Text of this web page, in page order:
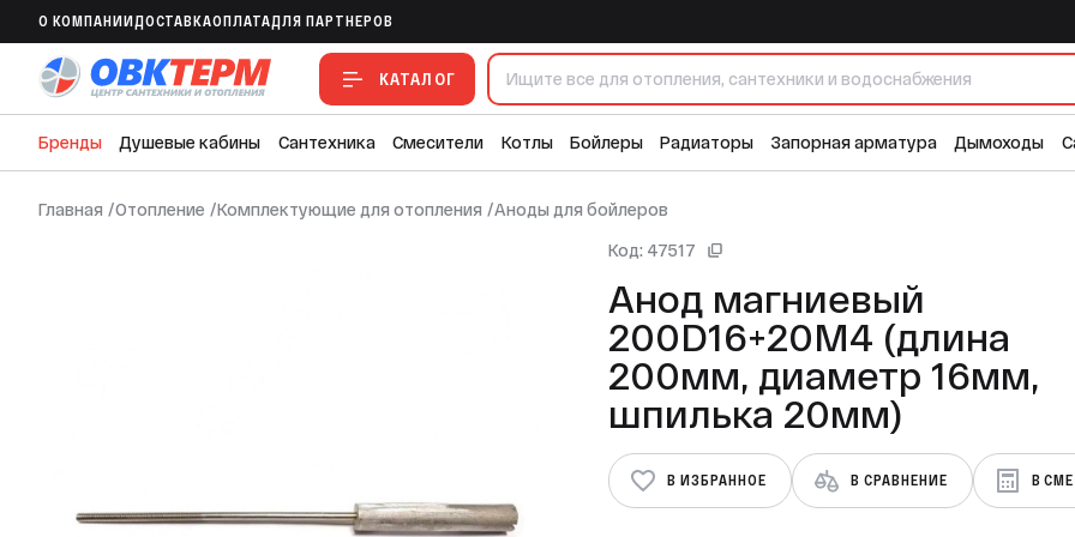
O КОМПАНИИ ДОСТАВКАОПЛАТАДЛЯ ПАРТНЕРОВ
КАТАЛОГ
Бренды Душевые кабины Сантехника Смесители Котлы Бойлеры Радиаторы Запорная арматура Дымоходы
Главная /Отопление /Комплектующие для отопления /Аноды для бойлеров
Код: 47517
Анод магниевый
200D16+20M4 (длина
200мм, диаметр 16мм,
шпилька 20мм)
В ИЗБРАННОЕ В СРАВНЕНИЕ В
Анод магниевый 200D16+20M4 (длина 200мм, диаметр 16мм, шпилька 20мм)
В ИЗБРАННОЕ В СРАВНЕНИЕ В СМЕТУ